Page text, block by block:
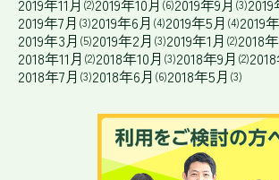
(2) (6) (3)
2019年7月 (3)2019年6月 (4)2019年5月 (4)2019
2019年3月 (5)2019年2月 (3)2019年1月 (2)2018
2018年11月 (2)2018年10月 (3)2018年9月 (2)
2018年7月 (3)2018年6月 (6)2018年5月 (3)